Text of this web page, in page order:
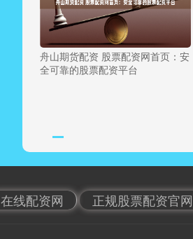
舟山期货配资 股票配资网首页：安
全可靠的股票配资平台
在线配资网 正规股票配资官网